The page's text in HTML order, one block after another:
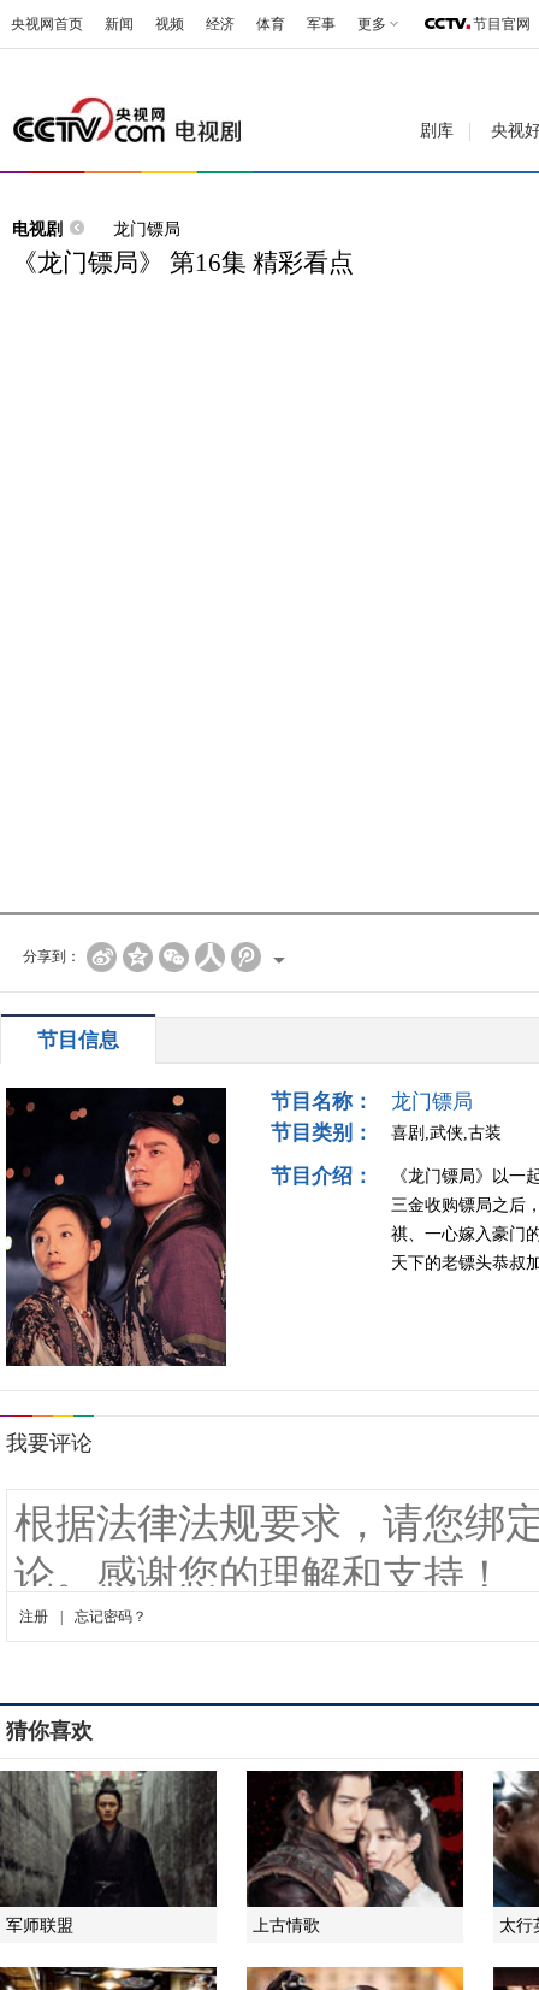
央视网首页 新闻 视频 经济 体育 军事 更多 节目官网
剧库 央视
电视剧 龙门镖局
《龙门镖局》 第16集 精彩看点
分享到：
节目信息
节目名称：
龙门镖局
节目类别：
喜剧,武侠,古装
节目介绍：
《龙门镖局》以一
三金收购镖局之后
祺、一心嫁入豪门
天下的老镖头恭叔
猜你喜欢
军师联盟 上古情歌 太行